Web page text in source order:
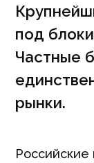
под
Частные
рынки.
Российские